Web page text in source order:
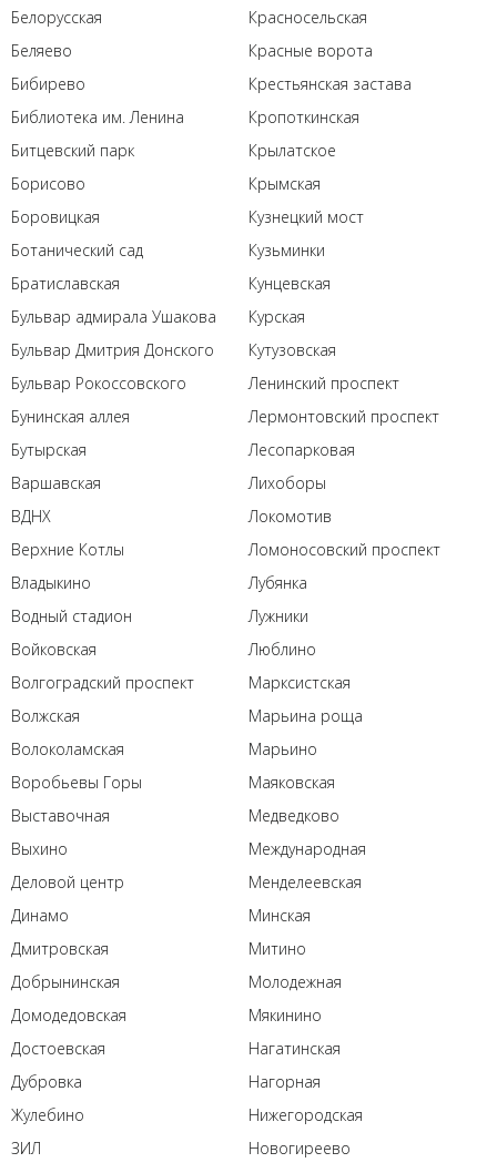
Белорусская
Беляево
Бибирево
Библиотека им. Ленина
Битцевский парк
Борисово
Боровицкая
Ботанический сад
Братиславская
Бульвар адмирала Ушакова
Бульвар Дмитрия Донского
Бульвар Рокоссовского
Бунинская аллея
Бутырская
Варшавская
ВДНХ
Верхние Котлы
Владыкино
Водный стадион
Войковская
Волгоградский проспект
Волжская
Волоколамская
Воробьевы Горы
Выставочная
Выхино
Деловой центр
Динамо
Дмитровская
Добрынинская
Домодедовская
Достоевская
Дубровка
Жулебино
ЗИЛ
Красносельская
Красные ворота
Крестьянская застава
Кропоткинская
Крылатское
Крымская
Кузнецкий мост
Кузьминки
Кунцевская
Курская
Кутузовская
Ленинский проспект
Лермонтовский проспект
Лесопарковая
Лихоборы
Локомотив
Ломоносовский проспект
Лубянка
Лужники
Люблино
Марксистская
Марьина роща
Марьино
Маяковская
Медведково
Международная
Менделеевская
Минская
Митино
Молодежная
Мякинино
Нагатинская
Нагорная
Нижегородская
Новогиреево